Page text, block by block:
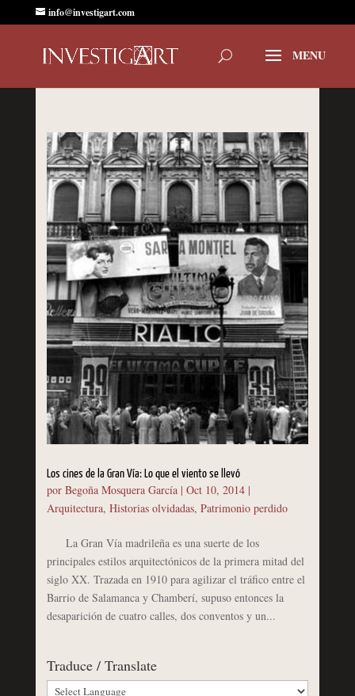
info@investigart.com
Los cines de la Gran Vía: Lo que el viento se llevó
por Begoña Mosquera García| Oct 10, 2014|
Arquitectura, Historias olvidadas, Patrimonio perdido
La Gran Vía madrileña es una suerte de los
principales estilos arquitectónicos de la primera mitad del
siglo XX. Trazada en 1910 para agilizar el tráfico entre el
Barrio de Salamanca y Chamberí, supuso entonces la
desaparición de cuatro calles, dos conventos y un...
Traduce / Translate